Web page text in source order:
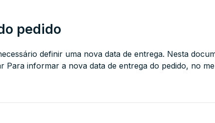
pedido
definir uma nova data de entrega. Nesta
Para informar a nova data de entrega do pedido, no